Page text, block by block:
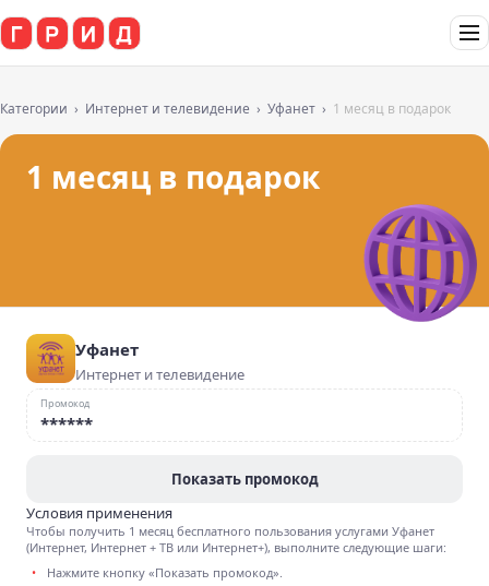
Категории Интернет и телевидение Уфанет 1 месяц в подарок
1 месяц в подарок
Уфанет
Интернет и телевидение
Промокод
******
Показать промокод
Условия применения
Чтобы получить 1 месяц бесплатного пользования услугами Уфанет
(Интернет, Интернет + ТВ или Интернет+), выполните следующие шаги:
Нажмите кнопку «Показать промокод».